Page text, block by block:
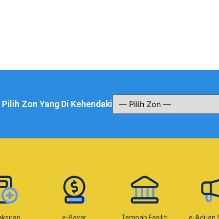
Pilih Zon Yang Di Kehendaki
Tempah Fasiliti e-Aduan SISPAA e-